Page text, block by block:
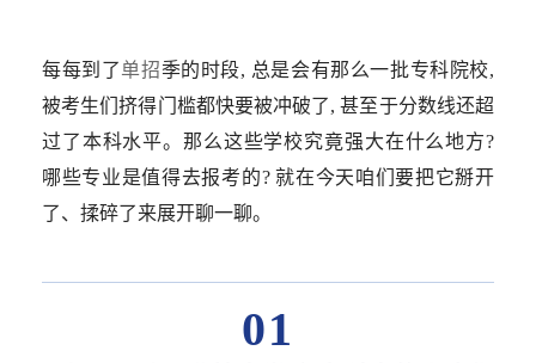
每每到了单招季的时段, 总是会有那么一批专科院校,
被考生们挤得门槛都快要被冲破了, 甚至于分数线还超
过了本科水平。那么这些学校究竟强大在什么地方?
哪些专业是值得去报考的? 就在今天咱们要把它掰开
了、揉碎了来展开聊一聊。
01